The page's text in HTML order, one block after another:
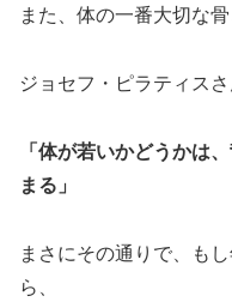
また、体の一番大切な
ジョセフ・ピラティス
「体が若いかどうかは
まる」
まさにその通りで、も
ら、